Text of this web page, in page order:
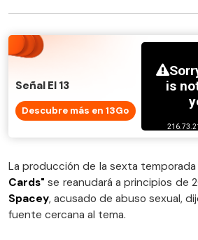
Señal El 13
Descubre más en 13Go
La producción de la sexta temporada
Cards" se reanudará a principios de
Spacey, acusado de abuso sexual,
fuente cercana al tema.